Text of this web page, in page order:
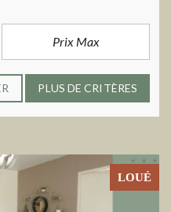
PLUS DE CRITÈRES
LOUÉ